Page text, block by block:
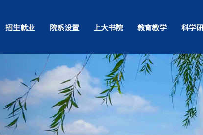
招生就业 院系设置 上大书院 教育教学 科学